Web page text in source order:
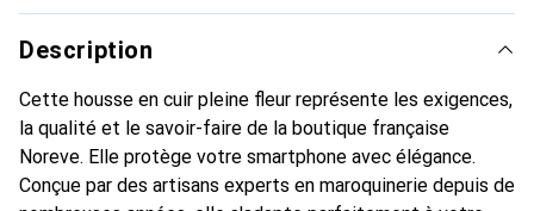
Description
Cette housse en cuir pleine fleur représente les exigences,
la qualité et le savoir-faire de la boutique française
Noreve. Elle protège votre smartphone avec élégance.
Conçue par des artisans experts en maroquinerie depuis de